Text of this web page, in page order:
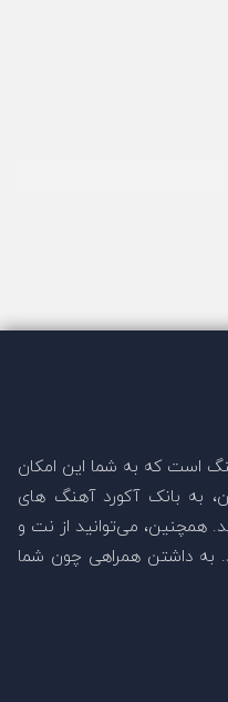
است که به شما این امکان
به بانک آکورد آهنگ های
همچنین، می‌توانید از نت و
به داشتن همراهی چون شما